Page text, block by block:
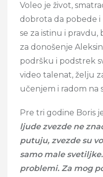
Voleo je život,
dobrota da pobede i
se za istinu i pravdu,
za donošenje
podršku i podstrek
video talenat, želju
učenjem i radom na
Pre tri godine Boris
ljude zvezde ne
putuju, zvezde su
samo male
problemi. Za mog